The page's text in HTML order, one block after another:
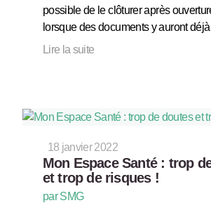
possible de le clôturer après
lorsque des documents y auront
Lire la suite
18 janvier 2022
Mon Espace Santé : trop
et trop de risques !
par SMG